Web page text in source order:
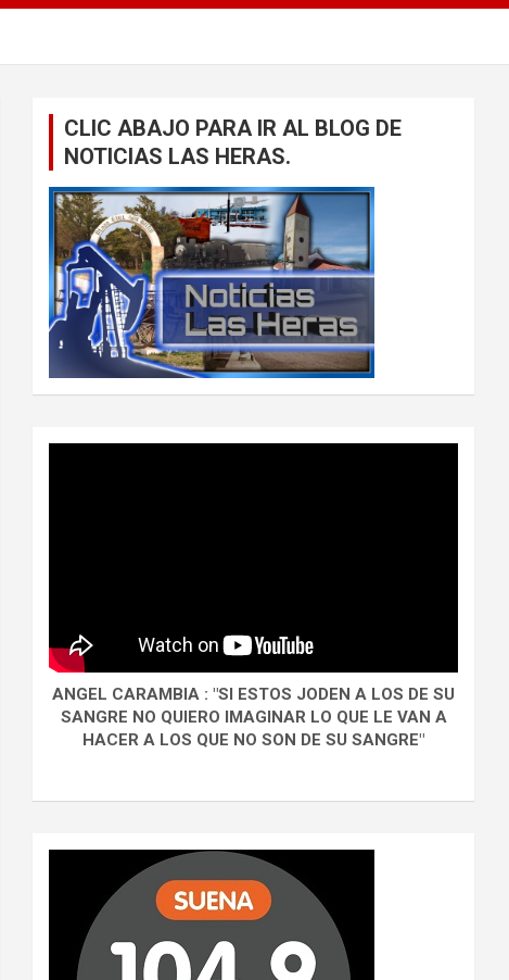
CLIC ABAJO PARA IR AL BLOG DE
NOTICIAS LAS HERAS.
ANGEL CARAMBIA : "SI ESTOS JODEN A LOS DE SU
SANGRE NO QUIERO IMAGINAR LO QUE LE VAN A
HACER A LOS QUE NO SON DE SU SANGRE"